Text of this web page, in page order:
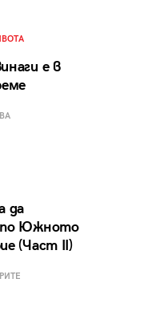
е в
да
Южното
(Част II)